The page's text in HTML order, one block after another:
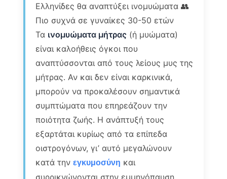
Ελληνίδες θα αναπτύξει ινομυώματα 👥
Πιο συχνά σε γυναίκες 30-50 ετών
Τα ινομυώματα μήτρας (ή μυώματα)
είναι καλοήθεις όγκοι που
αναπτύσσονται από τους λείους μυς της
μήτρας. Αν και δεν είναι καρκινικά,
μπορούν να προκαλέσουν σημαντικά
συμπτώματα που επηρεάζουν την
ποιότητα ζωής. Η ανάπτυξή τους
εξαρτάται κυρίως από τα επίπεδα
οιστρογόνων, γι’ αυτό μεγαλώνουν
κατά τηνεγκυμοσύνη και
συρρικνώνονται στην εμμηνόπαυση.